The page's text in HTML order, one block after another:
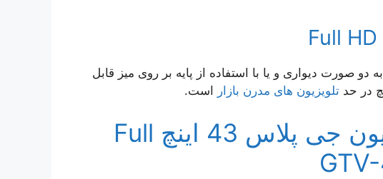
به دو صورت دیواری و یا با استفاده از پایه بر روی میز قابل
تلویزیون های مدرن بازار است.
تلویزیون جی پلاس 43 اینچ Full